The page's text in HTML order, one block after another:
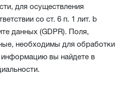
для осуществления
со ст. 6 п. 1 лит. b
данных (GDPR). Поля,
необходимы для обработки
вы найдете в